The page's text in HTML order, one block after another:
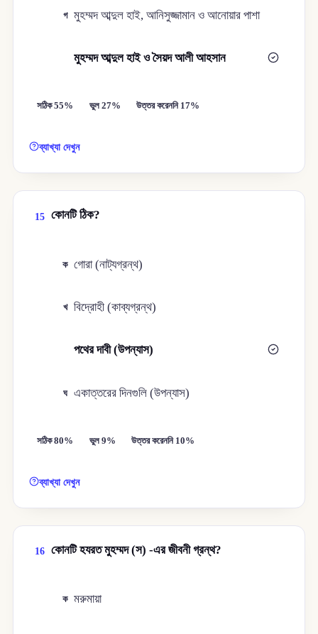
গ মুহম্মদ আব্দুল হাই, আনিসুজ্জামান ও আনোয়ার পাশা
মুহম্মদ আব্দুল হাই ও সৈয়দ আলী আহসান
সঠিক 55% ভুল 27% উত্তর করেননি 17%
ব্যাখ্যা দেখুন
15 কোনটি ঠিক?
ক গোরা (নাট্যগ্রন্থ)
খ বিদ্রোহী (কাব্যগ্রন্থ)
পথের দাবী (উপন্যাস)
ঘ একাত্তরের দিনগুলি (উপন্যাস)
সঠিক 80% ভুল 9% উত্তর করেননি 10%
ব্যাখ্যা দেখুন
16 কোনটি হযরত মুহম্মদ (স) -এর জীবনী গ্রন্থ?
ক মরুমায়া